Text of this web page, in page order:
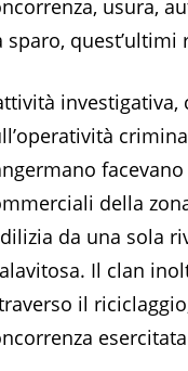
usura,
sparo,
della
da una sola
Il clan
il